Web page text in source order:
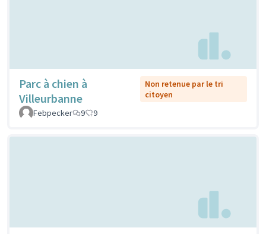
Parc à chien à
Villeurbanne
Non retenue par le tri
citoyen
Febpecker
9 9